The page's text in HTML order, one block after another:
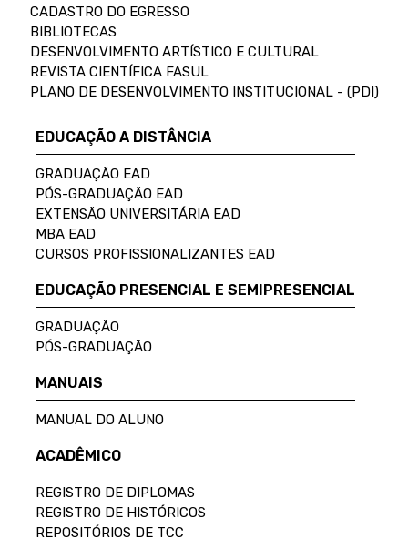
CADASTRO DO EGRESSO
BIBLIOTECAS
DESENVOLVIMENTO ARTÍSTICO E CULTURAL
REVISTA CIENTÍFICA FASUL
PLANO DE DESENVOLVIMENTO INSTITUCIONAL - (PDI)
EDUCAÇÃO A DISTÂNCIA
GRADUAÇÃO EAD
PÓS-GRADUAÇÃO EAD
EXTENSÃO UNIVERSITÁRIA EAD
MBA EAD
CURSOS PROFISSIONALIZANTES EAD
EDUCAÇÃO PRESENCIAL E SEMIPRESENCIAL
GRADUAÇÃO
PÓS-GRADUAÇÃO
MANUAIS
MANUAL DO ALUNO
ACADÊMICO
REGISTRO DE DIPLOMAS
REGISTRO DE HISTÓRICOS
REPOSITÓRIOS DE TCC